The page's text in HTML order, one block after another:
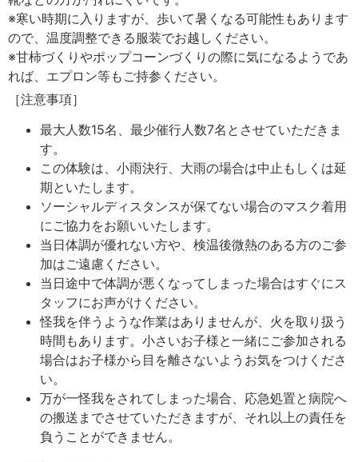
※寒い時期に入りますが、歩いて暑くなる可能性もあります
ので、温度調整できる服装でお越しください。
※甘柿づくりやポップコーンづくりの際に気になるようであ
れば、エプロン等もご持参ください。
［注意事項］
最大人数15名、最少催行人数7名とさせていただきま
す。
この体験は、小雨決行、大雨の場合は中止もしくは延
期といたします。
ソーシャルディスタンスが保てない場合のマスク着用
にご協力をお願いいたします。
当日体調が優れない方や、検温後微熱のある方のご参
加はご遠慮ください。
当日途中で体調が悪くなってしまった場合はすぐにス
タッフにお声がけください。
怪我を伴うような作業はありませんが、火を取り扱う
時間もあります。小さいお子様と一緒にご参加される
場合はお子様から目を離さないようお気をつけくださ
い。
万が一怪我をされてしまった場合、応急処置と病院へ
の搬送までさせていただきますが、それ以上の責任を
負うことができません。